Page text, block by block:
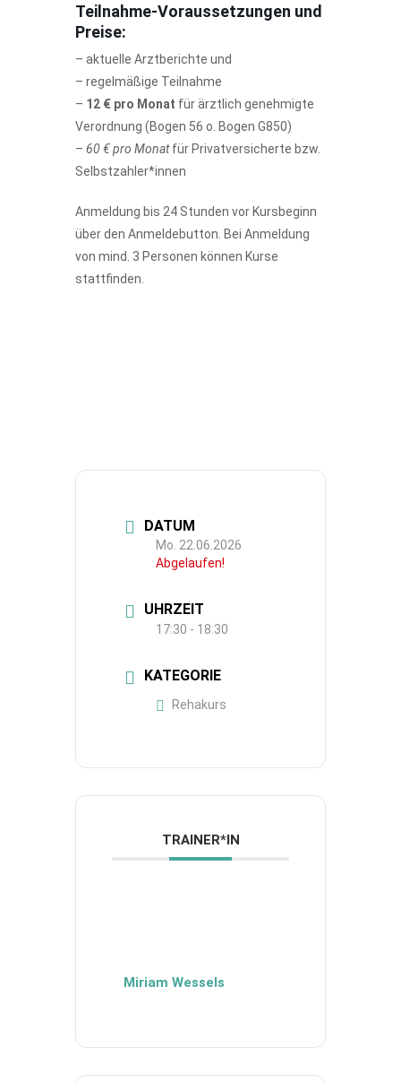
Teilnahme-Voraussetzungen und
Preise:
– aktuelle Arztberichte und
– regelmäßige Teilnahme
– 12 € pro Monat für ärztlich genehmigte
Verordnung (Bogen 56 o. Bogen G850)
– 60 € pro Monatfür Privatversicherte bzw.
Selbstzahler*innen
Anmeldung bis 24 Stunden vor Kursbeginn
über den Anmeldebutton. Bei Anmeldung
von mind. 3 Personen können Kurse
stattfinden.
DATUM
Mo. 22.06.2026
Abgelaufen!
UHRZEIT
17:30 - 18:30
KATEGORIE
Rehakurs
TRAINER*IN
Miriam Wessels